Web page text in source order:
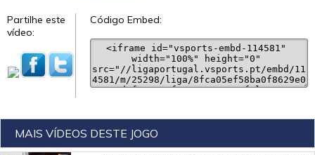
Partilhe este
vídeo:
Código Embed:
MAIS VÍDEOS DESTE JOGO